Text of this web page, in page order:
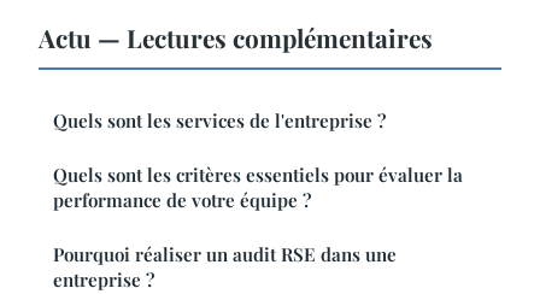
Actu — Lectures complémentaires
Quels sont les services de l'entreprise ?
Quels sont les critères essentiels pour évaluer la
performance de votre équipe ?
Pourquoi réaliser un audit RSE dans une
entreprise ?